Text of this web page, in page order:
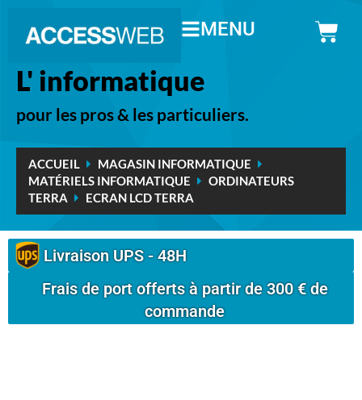
MENU
L' informatique
pour les pros & les particuliers.
ACCUEIL
MAGASIN INFORMATIQUE
MATÉRIELS INFORMATIQUE
ORDINATEURS
TERRA
ECRAN LCD TERRA
Livraison UPS - 48H
Frais de port offerts à partir de 300 € de
commande